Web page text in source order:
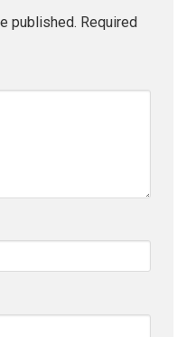
published. Required